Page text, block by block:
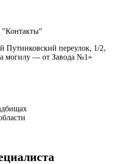
"Контакты"
переулок, 1/2,
могилу — от Завода №1»